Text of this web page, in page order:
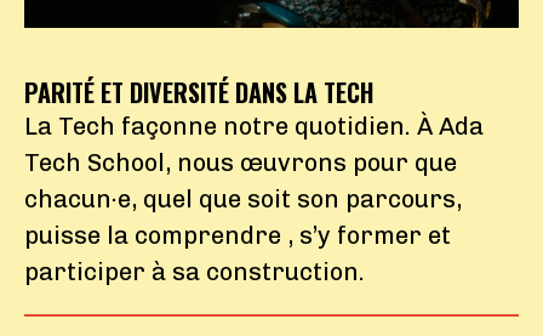
PARITÉ ET DIVERSITÉ DANS LA TECH
La Tech façonne notre quotidien. À Ada
Tech School, nous œuvrons pour que
chacun·e, quel que soit son parcours,
puisse la comprendre , s’y former et
participer à sa construction.